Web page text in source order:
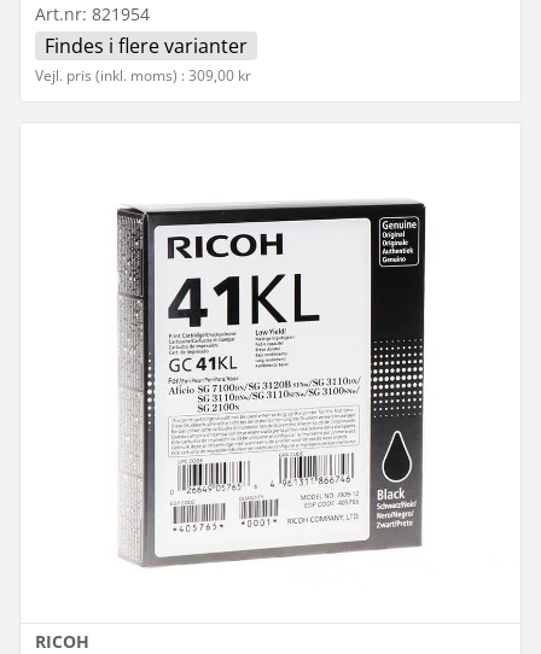
Art.nr: 821954
Findes i flere varianter
Vejl. pris (inkl. moms) : 309,00 kr
RICOH